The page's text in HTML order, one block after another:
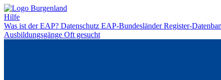
Hilfe
Was ist der EAP? Datenschutz EAP-BundesländerRegister-
Ausbildungsgänge Oft gesucht